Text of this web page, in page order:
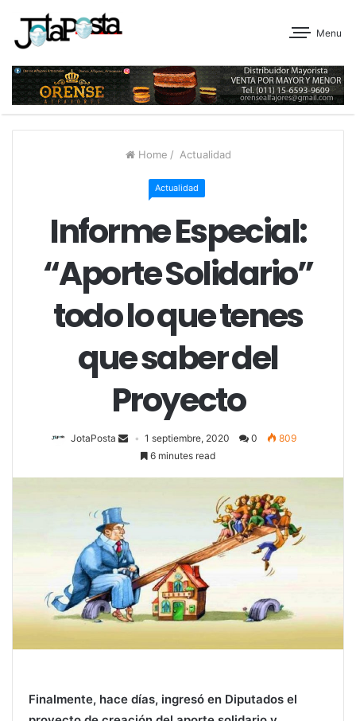
Menu
Home / Actualidad
Actualidad
Informe Especial:
“Aporte Solidario”
todo lo que tenes
que saber del
Proyecto
JotaPosta 1 septiembre, 2020 0
809
6 minutes read
Finalmente, hace días, ingresó en Diputados el